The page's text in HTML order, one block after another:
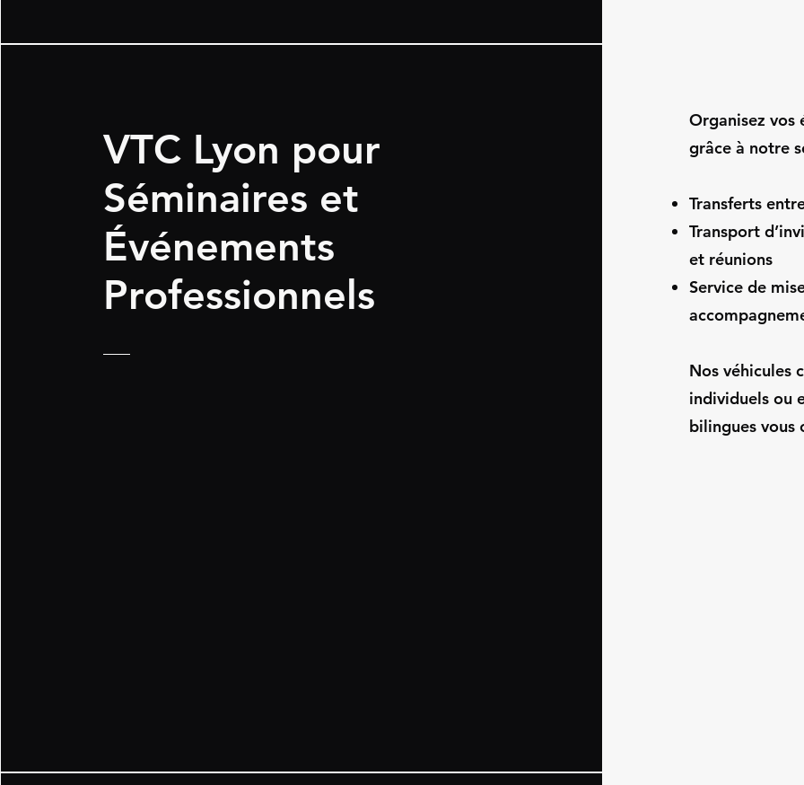
VTC Lyon pour
Séminaires et
Événements
Professionnels
Organisez vos
grâce à notre
Transferts
Transport
et réunions
Service de
Nos véhicules
individuels ou
bilingues vous